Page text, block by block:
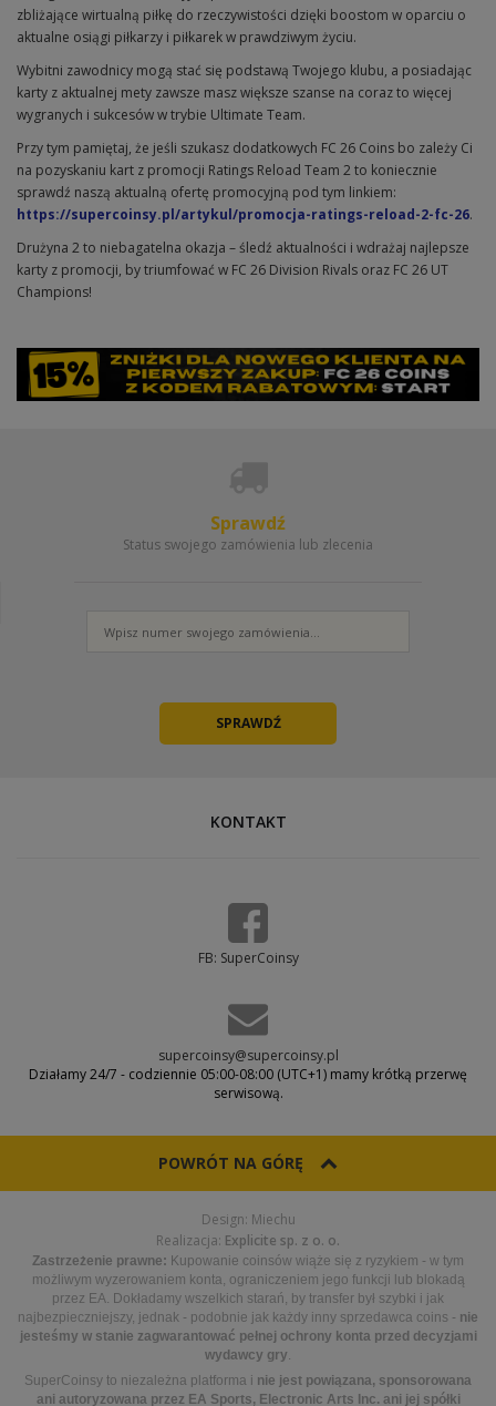
zbliżające wirtualną piłkę do rzeczywistości dzięki boostom w oparciu o
aktualne osiągi piłkarzy i piłkarek w prawdziwym życiu.
Wybitni zawodnicy mogą stać się podstawą Twojego klubu, a posiadając
karty z aktualnej mety zawsze masz większe szanse na coraz to więcej
wygranych i sukcesów w trybie Ultimate Team.
Przy tym pamiętaj, że jeśli szukasz dodatkowych FC 26 Coins bo zależy Ci
na pozyskaniu kart z promocji Ratings Reload Team 2 to koniecznie
sprawdź naszą aktualną ofertę promocyjną pod tym linkiem:
https://supercoinsy.pl/artykul/promocja-ratings-reload-2-fc-26.
Drużyna 2 to niebagatelna okazja – śledź aktualności i wdrażaj najlepsze
karty z promocji, by triumfować w FC 26 Division Rivals oraz FC 26 UT
Champions!
Sprawdź
Status swojego zamówienia lub zlecenia
KONTAKT
FB: SuperCoinsy
supercoinsy@supercoinsy.pl
Działamy 24/7 - codziennie 05:00-08:00 (UTC+1) mamy krótką przerwę
serwisową.
POWRÓT NA GÓRĘ
Design: Miechu
Realizacja: Explicite sp. z o. o.
Zastrzeżenie prawne: Kupowanie coinsów wiąże się z ryzykiem - w tym
możliwym wyzerowaniem konta, ograniczeniem jego funkcji lub blokadą
przez EA. Dokładamy wszelkich starań, by transfer był szybki i jak
najbezpieczniejszy, jednak - podobnie jak każdy inny sprzedawca coins - nie
jesteśmy w stanie zagwarantować pełnej ochrony konta przed decyzjami
wydawcy gry.
SuperCoinsy to niezależna platforma i nie jest powiązana, sponsorowana
ani autoryzowana przez EA Sports, Electronic Arts Inc. ani jej spółki